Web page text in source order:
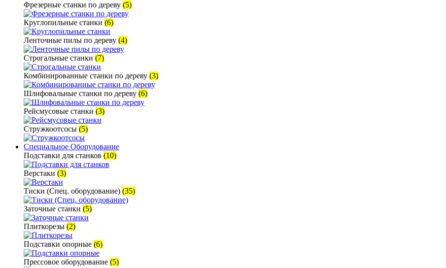
Фрезерные станки по дереву (5)
Круглопильные станки (6)
Ленточные пилы по дереву (4)
Строгальные станки (7)
Комбинированные станки по дереву (3)
Шлифовальные станки по дереву (6)
Рейсмусовые станки (3)
Стружкоотсосы (5)
Специальное Оборудование
Подставки для станков (10)
Верстаки (3)
Тиски (Спец. оборудование) (35)
Заточные станки (5)
Плиткорезы (2)
Подставки опорные (6)
Прессовое оборудование (5)